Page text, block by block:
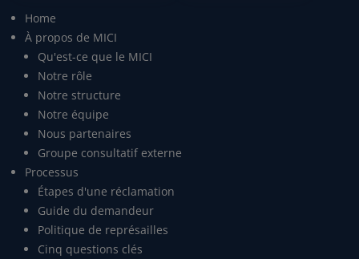
Home
À propos de MICI
Qu'est-ce que le MICI
Notre rôle
Notre structure
Notre équipe
Nous partenaires
Groupe consultatif externe
Processus
Étapes d'une réclamation
Guide du demandeur
Politique de représailles
Cinq questions clés